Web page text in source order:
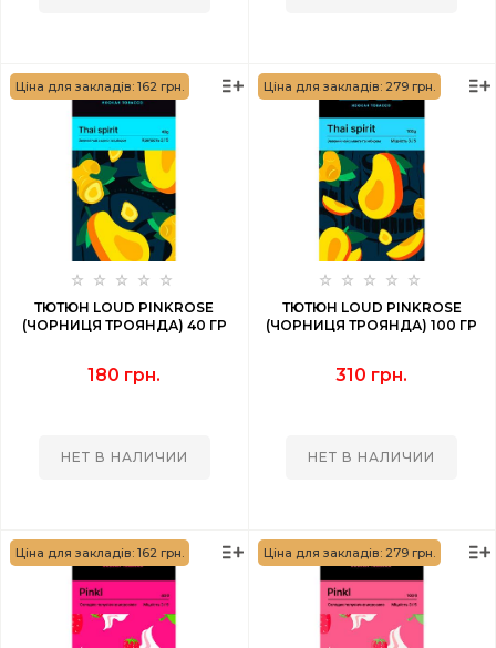
Ціна для закладів: 162 грн.
ТЮТЮН LOUD PINKROSE
(ЧОРНИЦЯ ТРОЯНДА) 40 ГР
180 грн.
НЕТ В НАЛИЧИИ
Ціна для закладів: 279 грн.
ТЮТЮН LOUD PINKROSE
(ЧОРНИЦЯ ТРОЯНДА) 100 ГР
310 грн.
НЕТ В НАЛИЧИИ
Ціна для закладів: 162 грн. Ціна для закладів: 279 грн.